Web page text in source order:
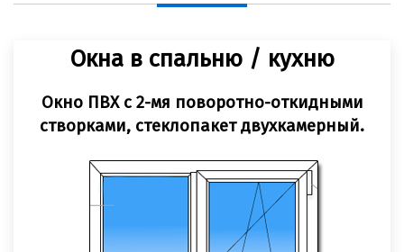
Окна в спальню / кухню
Окно ПВХ с 2-мя поворотно-откидными
створками, стеклопакет двухкамерный.